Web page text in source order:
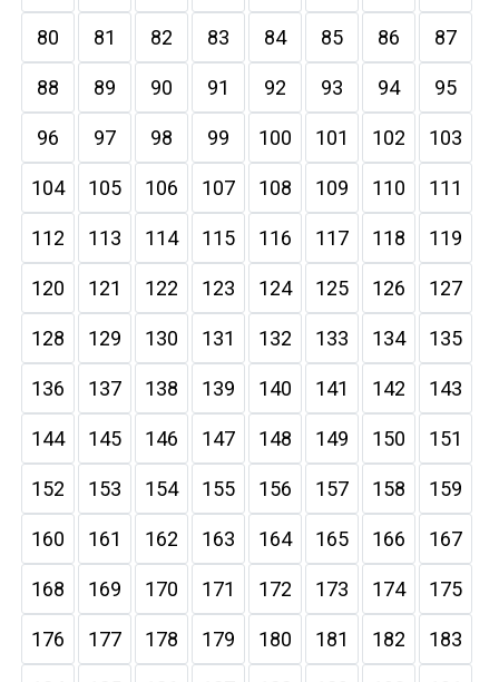
80 81 82 83 84 85 86 87
88 89 90 91 92 93 94 95
96 97 98 99 100 101 102 103
104 105 106 107 108 109 110 111
112 113 114 115 116 117 118 119
120 121 122 123 124 125 126 127
128 129 130 131 132 133 134 135
136 137 138 139 140 141 142 143
144 145 146 147 148 149 150 151
152 153 154 155 156 157 158 159
160 161 162 163 164 165 166 167
168 169 170 171 172 173 174 175
176 177 178 179 180 181 182 183